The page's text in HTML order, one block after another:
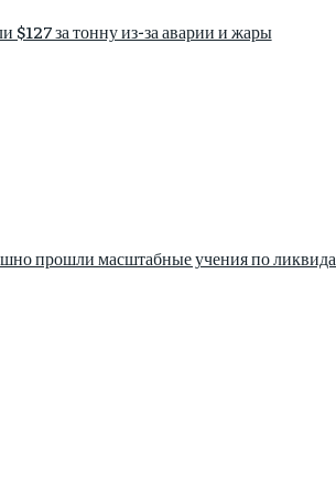
$127 за тонну из-за аварии и жары
прошли масштабные учения по